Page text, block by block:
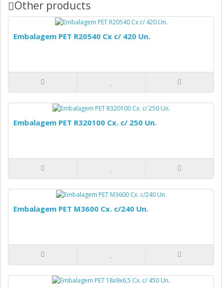
Other products
Embalagem PET R20540 Cx c/ 420 Un.
Embalagem PET R320100 Cx. c/ 250 Un.
Embalagem PET M3600 Cx. c/240 Un.